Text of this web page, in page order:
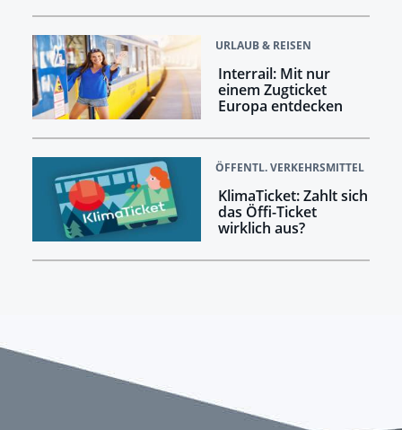
URLAUB & REISEN
Interrail: Mit nur
einem Zugticket
Europa entdecken
ÖFFENTL. VERKEHRSMITTEL
KlimaTicket: Zahlt sich
das Öffi-Ticket
wirklich aus?